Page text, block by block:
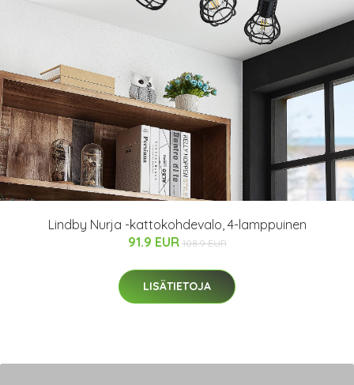
Lindby Nurja -kattokohdevalo, 4-lamppuinen
91.9 EUR 108.9 EUR
LISÄTIETOJA